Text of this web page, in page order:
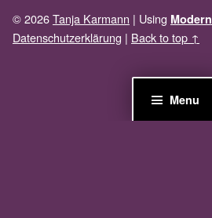
Menu
© 2026Tanja Karmann | Using Modern
Datenschutzerklärung | Back to top ↑